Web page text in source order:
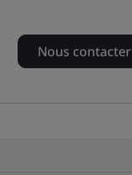
Nous contacter